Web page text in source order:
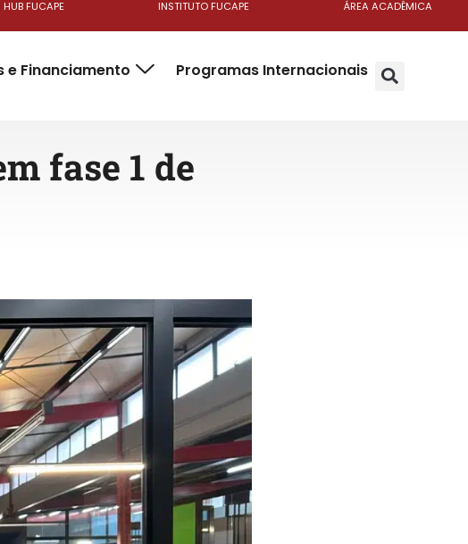
HUB FUCAPE INSTITUTO FUCAPE ÁREA ACADÊMICA
e Financiamento Programas Internacionais
fase 1 de